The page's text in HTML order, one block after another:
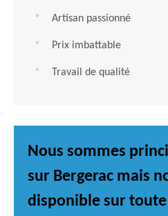
Artisan passionné
Prix imbattable
Travail de qualité
Nous sommes
sur Bergerac mais
disponible sur